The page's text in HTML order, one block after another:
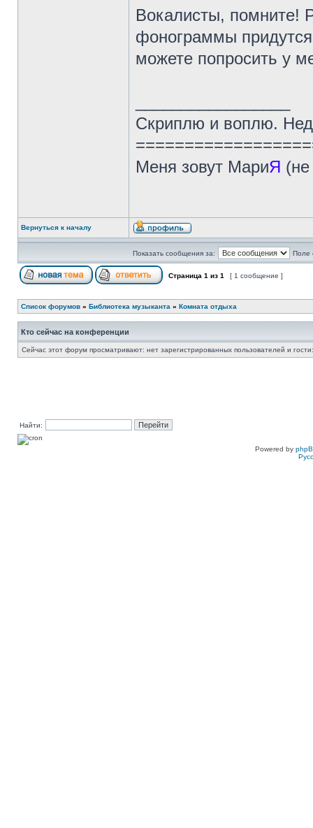
Вокалисты, помните!
фонограммы
можете попросить у
Скриплю и воплю.
Меня зовут МариЯ
Вернуться к началу
Показать сообщения за: Поле
Страница 1 из 1 [ 1 сообщение ]
Список форумов » Библиотека музыканта » Комната отдыха
Кто сейчас на конференции
Сейчас этот форум просматривают: нет зарегистрированных пользователей и
Найти:
Powered by